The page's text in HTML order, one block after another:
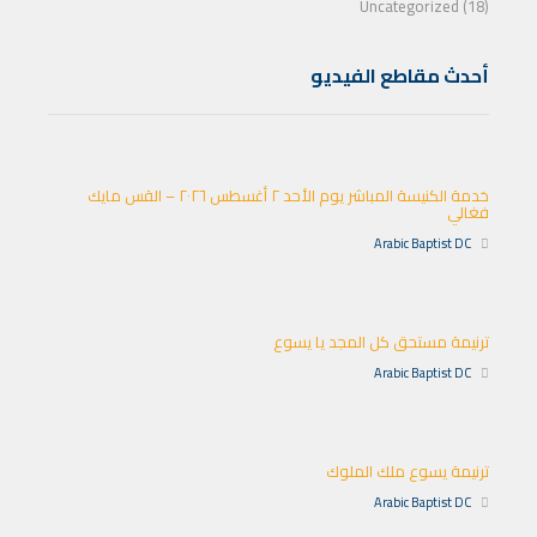
Uncategorized (18)
أحدث مقاطع الفيديو
خدمة الكنيسة المباشر يوم الأحد ٢ أغسطس ٢٠٢٦ – القس مايك
فغالي
Arabic Baptist DC
ترنيمة مستحق كل المجد يا يسوع
Arabic Baptist DC
ترنيمة يسوع ملك الملوك
Arabic Baptist DC